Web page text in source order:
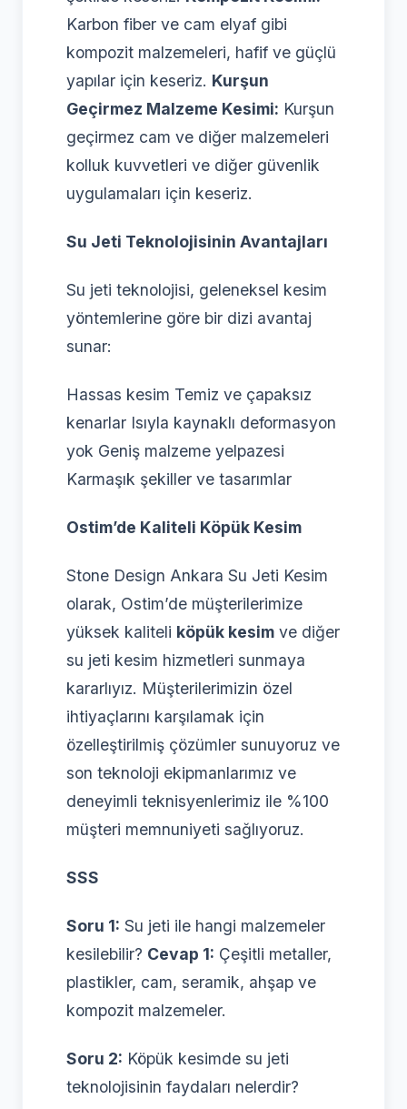
Karbon fiber ve cam elyaf gibi
kompozit malzemeleri, hafif ve güçlü
yapılar için keseriz. Kurşun
Geçirmez Malzeme Kesimi: Kurşun
geçirmez cam ve diğer malzemeleri
kolluk kuvvetleri ve diğer güvenlik
uygulamaları için keseriz.
Su Jeti Teknolojisinin Avantajları
Su jeti teknolojisi, geleneksel kesim
yöntemlerine göre bir dizi avantaj
sunar:
Hassas kesim Temiz ve çapaksız
kenarlar Isıyla kaynaklı deformasyon
yok Geniş malzeme yelpazesi
Karmaşık şekiller ve tasarımlar
Ostim’de Kaliteli Köpük Kesim
Stone Design Ankara Su Jeti Kesim
olarak, Ostim’de müşterilerimize
yüksek kaliteli köpük kesim ve diğer
su jeti kesim hizmetleri sunmaya
kararlıyız. Müşterilerimizin özel
ihtiyaçlarını karşılamak için
özelleştirilmiş çözümler sunuyoruz ve
son teknoloji ekipmanlarımız ve
deneyimli teknisyenlerimiz ile %100
müşteri memnuniyeti sağlıyoruz.
SSS
Soru 1: Su jeti ile hangi malzemeler
kesilebilir? Cevap 1: Çeşitli metaller,
plastikler, cam, seramik, ahşap ve
kompozit malzemeler.
Soru 2: Köpük kesimde su jeti
teknolojisinin faydaları nelerdir?